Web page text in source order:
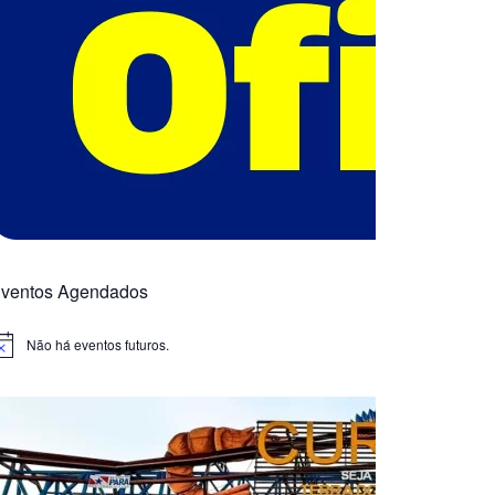
Agendados
Não há eventos futuros.